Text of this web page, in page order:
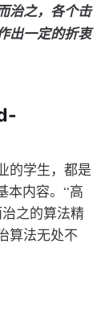
治之，各个击
出一定的折衷
的学生，都是
本内容。“高
之的算法精
算法无处不